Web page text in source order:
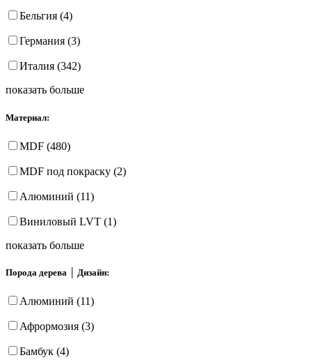
Бельгия (4)
Германия (3)
Италия (342)
показать больше
Материал:
MDF (480)
MDF под покраску (2)
Алюминий (11)
Виниловый LVT (1)
показать больше
Порода дерева │ Дизайн:
Алюминий (11)
Афрормозия (3)
Бамбук (4)